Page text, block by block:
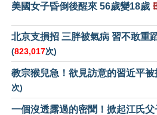
美國女子昏倒後醒來 56歲變18歲
北京支損招 三胖被氣病 習不敢重
(823,017次)
教宗猴兒急！欲見訪意的習近平被
次)
一個沒透露過的密聞！掀起江氏